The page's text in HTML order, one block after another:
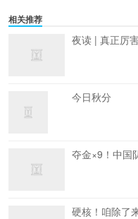
相关推荐
夜读 | 真正厉
今日秋分
夺金×9！中国
硬核！咱除了